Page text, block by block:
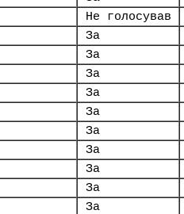
Не голосував
За
За
За
За
За
За
За
За
За
За